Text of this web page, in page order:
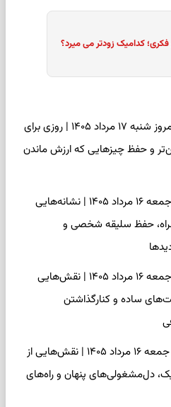
فکری؛ کدامیک زودتر می میرد؟
فال سرنوشت امروز شنبه ۱۷ مرداد ۱۴۰۵ | روزی برای
و حفظ چیزهایی که ارزش ماندن
فال اسم امروز جمعه ۱۶ مرداد ۱۴۰۵ | نشانه‌هایی
حفظ سلیقه شخصی و
فال چای امروز جمعه ۱۶ مرداد ۱۴۰۵ | نقش‌هایی
ساده و کنارگذاشتن
فال قهوه امروز جمعه ۱۶ مرداد ۱۴۰۵ | نقش‌هایی از
دل‌مشغولی‌های پنهان و راه‌های